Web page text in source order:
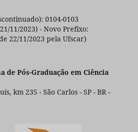
0104-0103
11/2023) - Novo Prefixo:
22/11/2023 pela Ufscar)
de Pós-Graduação em Ciência
km 235 - São Carlos - SP - BR -